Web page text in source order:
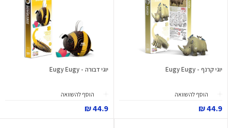
יוגי קרנף - Eugy Eugy
הוסף להשוואה
44.9 ₪
יוגי דבורה - Eugy Eugy
הוסף להשוואה
44.9 ₪